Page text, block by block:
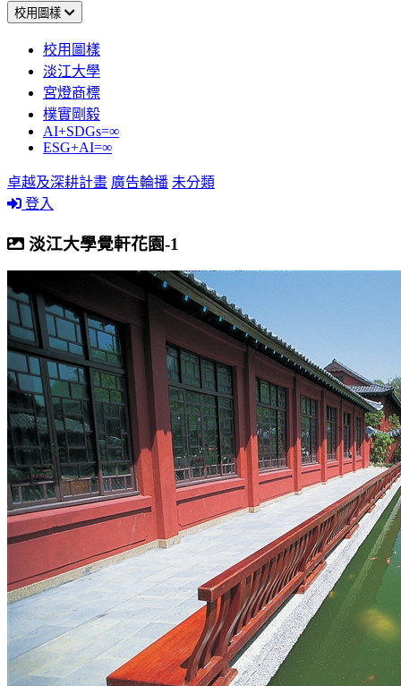
校用圖樣
校用圖樣
淡江大學
宮燈商標
樸實剛毅
AI+SDGs=∞
ESG+AI=∞
卓越及深耕計畫 廣告輪播 未分類
登入
淡江大學覺軒花園-1